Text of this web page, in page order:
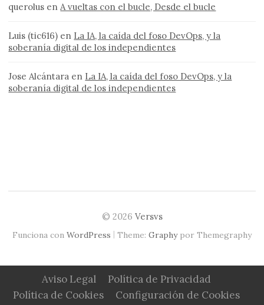
querolus en A vueltas con el bucle, Desde el bucle
Luis (tic616) en La IA, la caída del foso DevOps, y la
soberanía digital de los independientes
Jose Alcántara en La IA, la caída del foso DevOps, y la
soberanía digital de los independientes
© 2026 Versvs
Funciona con WordPress | Theme: Graphypor Themegraphy
Aviso Legal
Política de Privacidad
Política de Cookies
Configuración de Cookies